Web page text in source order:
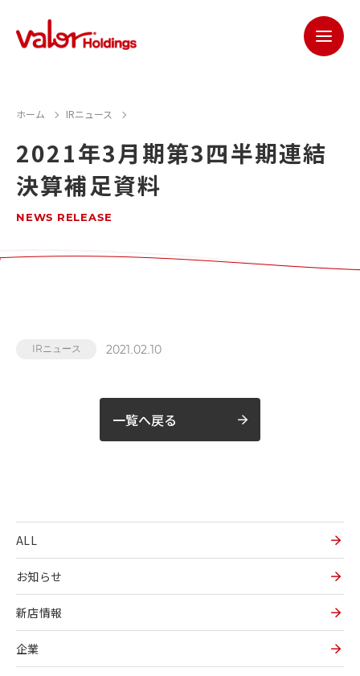
ホーム IRニュース
2021年3月期第3四半期連結
決算補足資料
NEWS RELEASE
ALL
お知らせ
新店情報
企業
IRニュース 2021.02.10
一覧へ戻る